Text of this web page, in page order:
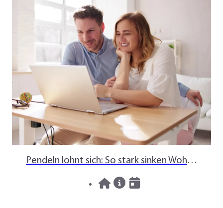
Pendeln lohnt sich: So stark sinken Wohnungspreise im Umland
News
30.07.2026